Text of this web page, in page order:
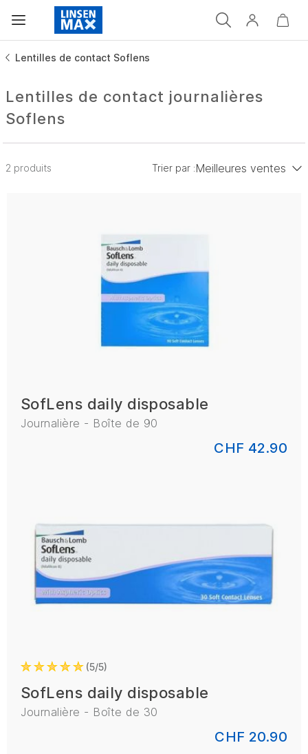
Lentilles de contact Soflens
Lentilles de contact journalières
Soflens
2 produits Trier par :Meilleures ventes
SofLens daily disposable
Journalière - Boîte de 90
CHF 42.90
5/5
SofLens daily disposable
Journalière - Boîte de 30
CHF 20.90